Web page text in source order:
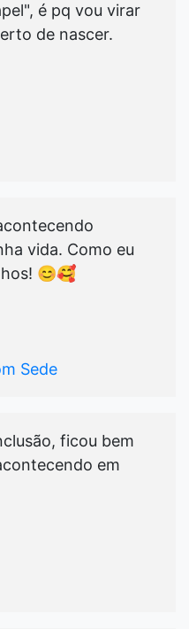
é pq vou virar
de nascer.
vida. Como eu
😊🥰
Sede
ficou bem
em